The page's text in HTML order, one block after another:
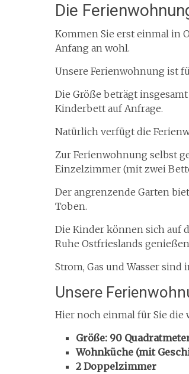
Die
Kommen Sie erst einmal in
Anfang an wohl.
Unsere Ferienwohnung ist
Die Größe beträgt
Kinderbett auf Anfrage.
Natürlich verfügt die
Zur Ferienwohnung selbst
Einzelzimmer (mit zwei
Der angrenzende Garten
Toben.
Die Kinder können sich auf
Ruhe Ostfrieslands
Strom, Gas und Wasser
Unsere
Hier noch einmal für Sie
Größe: 90
Wohnküche (mit
2 Doppelzimmer